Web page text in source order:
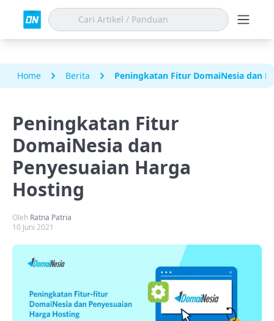
Home Berita Peningkatan Fitur DomaiNesia dan
Peningkatan Fitur
DomaiNesia dan
Penyesuaian Harga
Hosting
Oleh Ratna Patria
10 Juni 2021